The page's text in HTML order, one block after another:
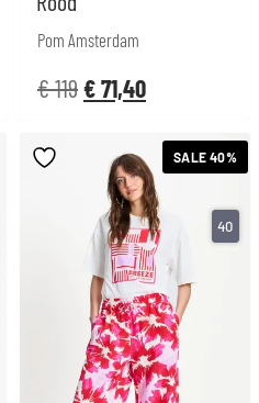
Pom Amsterdam
€119€71,40
SALE 40%
40